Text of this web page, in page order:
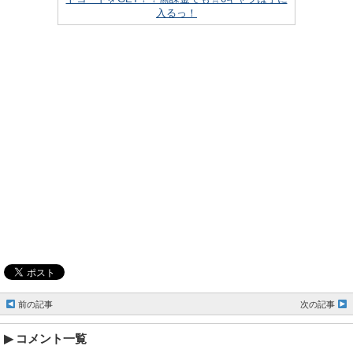
入るっ！
前の記事 次の記事
コメント一覧